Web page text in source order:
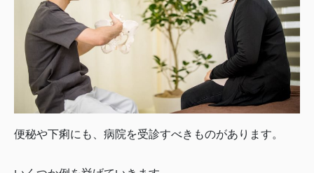
便秘や下痢にも、病院を受診すべきものがあります。